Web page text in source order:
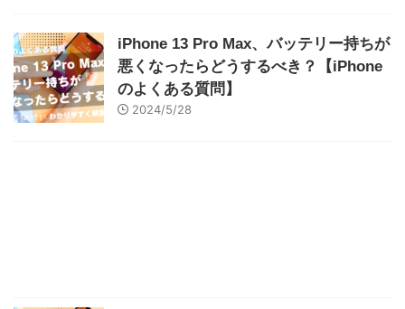
iPhone 13 Pro Max、バッテリー持ちが
悪くなったらどうするべき？【iPhone
のよくある質問】
2024/5/28